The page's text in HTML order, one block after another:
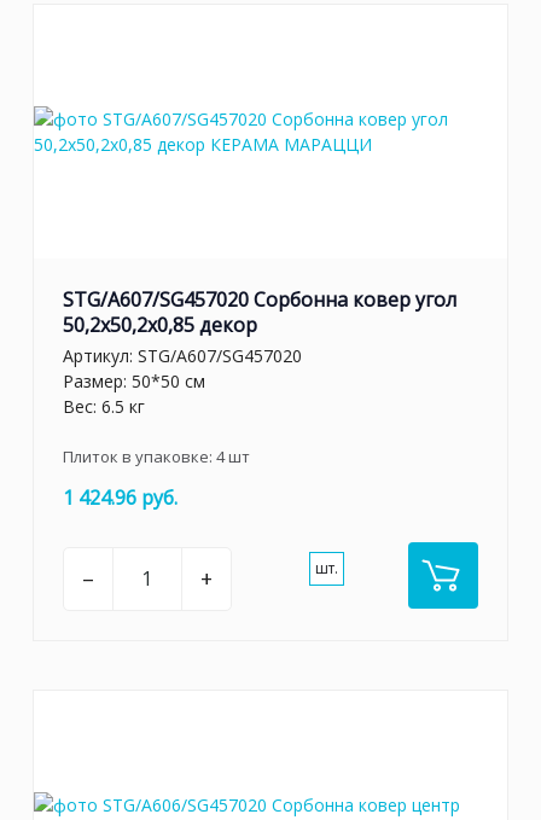
STG/A607/SG457020 Сорбонна ковер угол
50,2x50,2x0,85 декор
Артикул: STG/A607/SG457020
Размер: 50*50 см
Вес: 6.5 кг
Плиток в упаковке: 4шт
1 424.96 руб.
– + шт.